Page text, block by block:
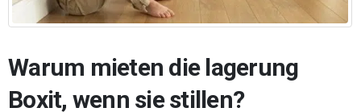
Warum mieten die lagerung
Boxit, wenn sie stillen?